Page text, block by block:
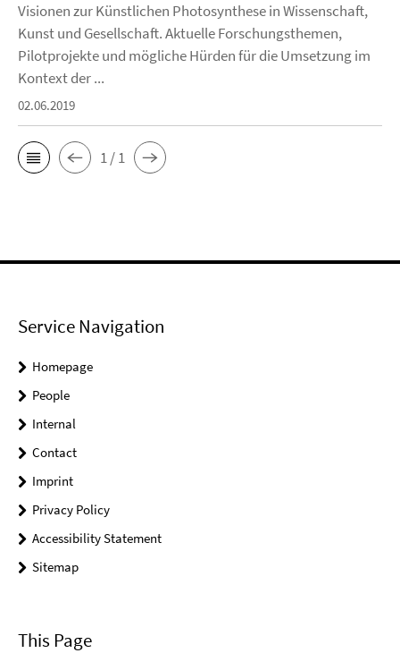
Visionen zur Künstlichen Photosynthese in Wissenschaft,
Kunst und Gesellschaft. Aktuelle Forschungsthemen,
Pilotprojekte und mögliche Hürden für die Umsetzung im
Kontext der ...
02.06.2019
1 / 1
Service Navigation
Homepage
People
Internal
Contact
Imprint
Privacy Policy
Accessibility Statement
Sitemap
This Page